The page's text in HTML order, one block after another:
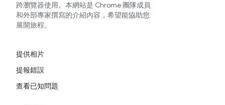
跨瀏覽器使用。本網站是 Chrome 團隊成員
和外部專家撰寫的介紹內容，希望能協助您
展開旅程。
提供相片
提報錯誤
查看已知問題